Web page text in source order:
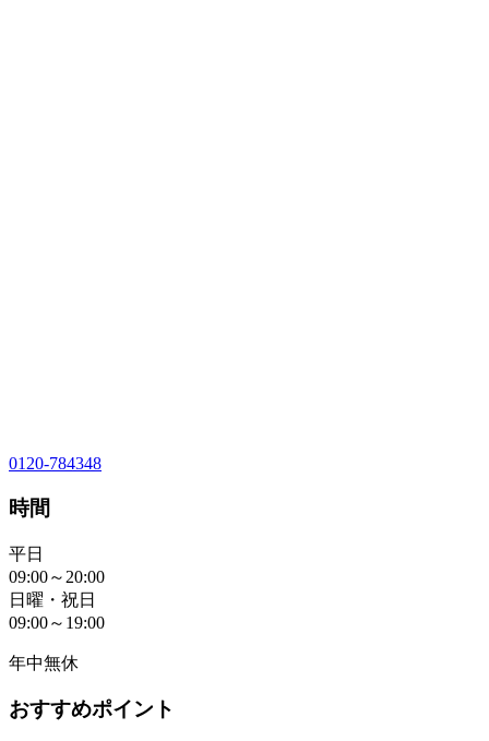
0120-784348
時間
平日
09:00～20:00
日曜・祝日
09:00～19:00
年中無休
おすすめポイント